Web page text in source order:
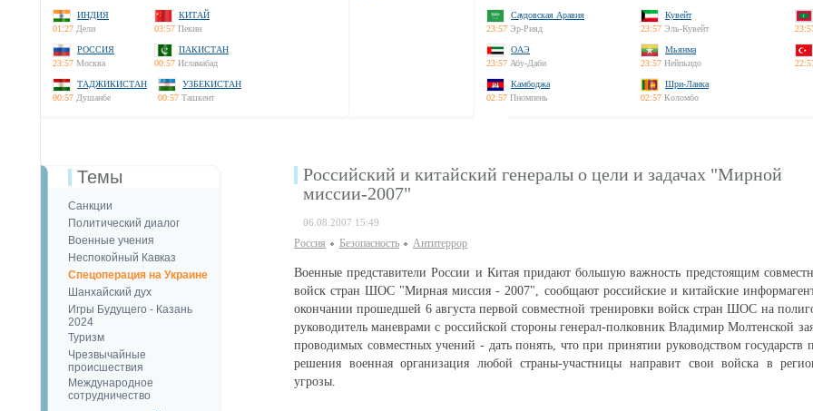
ИНДИЯ
01:27 Дели
КИТАЙ
03:57 Пекин
РОССИЯ
23:57 Москва
ПАКИСТАН
00:57 Исламабад
ТАДЖИКИСТАН
00:57 Душанбе
УЗБЕКИСТАН
00:57 Ташкент
Саудовская Аравия
23:57 Эр-Рияд
Кувейт
23:57 Эль-Кувейт
ОАЭ
23:57 Абу-Даби
Мьянма
23:57 Нейпьидо
Камбоджа
02:57 Пномпень
Шри-Ланка
02:57 Коломбо
Темы
Санкции
Политический диалог
Военные учения
Неспокойный Кавказ
Спецоперация на Украине
Шанхайский дух
Игры Будущего - Казань
2024
Туризм
Чрезвычайные
происшествия
Международное
сотрудничество
Российский и китайский генералы о цели и задачах "Мирной
миссии-2007"
06.08.2007 15:49
Россия Безопаcность Антитеррор
Военные представители России и Китая придают большую важность предстоящим
войск стран ШОС "Мирная миссия - 2007", сообщают российские и китайские
окончании прошедшей 6 августа первой совместной тренировки войск стран ШОС на
руководитель маневрами с российской стороны генерал-полковник Владимир Молтенской
проводимых совместных учений - дать понять, что при принятии руководством государств
решения военная организация любой страны-участницы направит свои войска в
угрозы.